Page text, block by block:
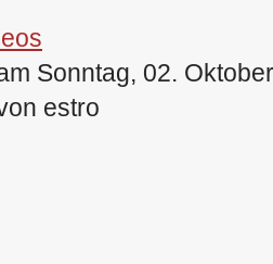
Sonntag, 02.
estro